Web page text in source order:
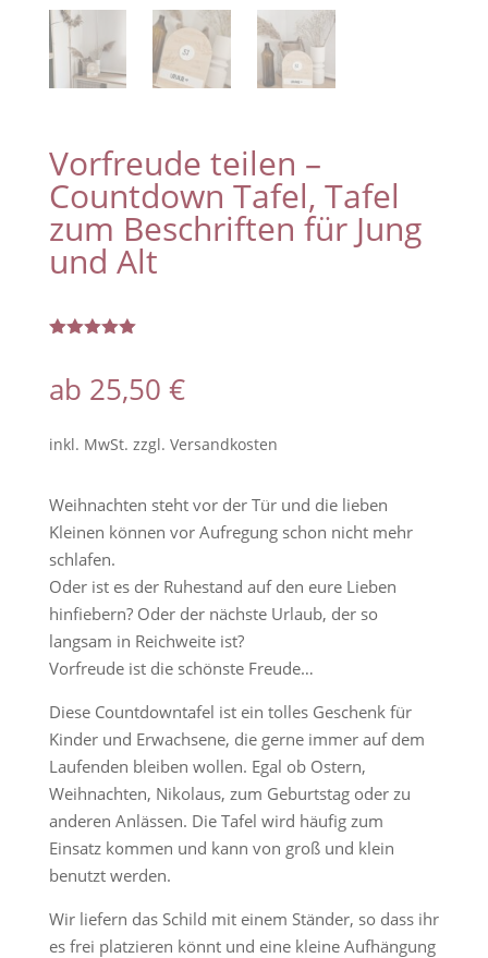
Vorfreude teilen –
Countdown Tafel, Tafel
zum Beschriften für Jung
und Alt
von 5,
basierend
ertungen
ab 25,50 €
inkl. MwSt. zzgl. Versandkosten
Weihnachten steht vor der Tür und die lieben
Kleinen können vor Aufregung schon nicht mehr
schlafen.
Oder ist es der Ruhestand auf den eure Lieben
hinfiebern? Oder der nächste Urlaub, der so
langsam in Reichweite ist?
Vorfreude ist die schönste Freude…
Diese Countdowntafel ist ein tolles Geschenk für
Kinder und Erwachsene, die gerne immer auf dem
Laufenden bleiben wollen. Egal ob Ostern,
Weihnachten, Nikolaus, zum Geburtstag oder zu
anderen Anlässen. Die Tafel wird häufig zum
Einsatz kommen und kann von groß und klein
benutzt werden.
Wir liefern das Schild mit einem Ständer, so dass ihr
es frei platzieren könnt und eine kleine Aufhängung